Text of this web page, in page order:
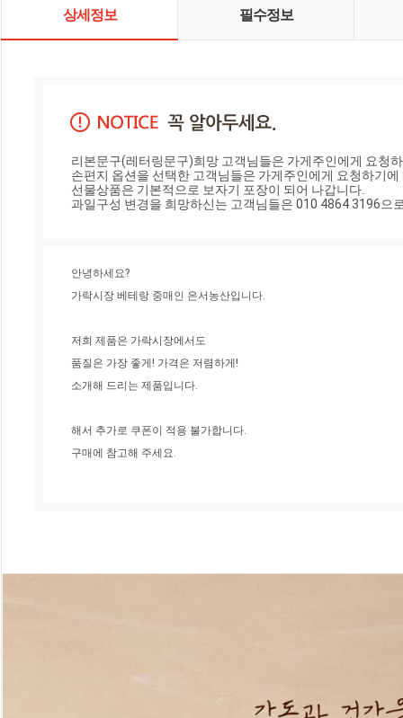
유하고 싶습니다.
상세정보 필수정보
리본문구(레터링문구)희망 고객님들은 가게주인에게 요청
손편지 옵션을 선택한 고객님들은 가게주인에게 요청하기
선물상품은 기본적으로 보자기 포장이 되어 나갑니다.
과일구성 변경을 희망하신는 고객님들은 010 4864 3196으
안녕하세요?
가락시장 베테랑 중매인 은서농산입니다.
저희 제품은 가락시장에서도
품질은 가장 좋게! 가격은 저렴하게!
소개해 드리는 제품입니다.
해서 추가로 쿠폰이 적용 불가합니다.
구매에 참고해 주세요.